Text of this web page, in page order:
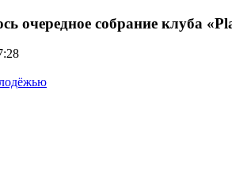
очередное собрание клуба